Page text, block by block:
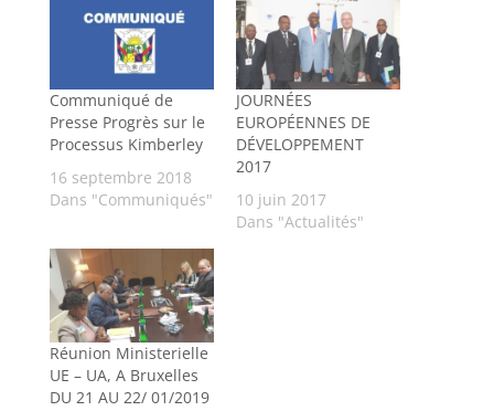
Communiqué de
Presse Progrès sur le
Processus Kimberley
16 septembre 2018
Dans "Communiqués"
JOURNÉES
EUROPÉENNES DE
DÉVELOPPEMENT
2017
10 juin 2017
Dans "Actualités"
Réunion Ministerielle
UE – UA, A Bruxelles
DU 21 AU 22/ 01/2019